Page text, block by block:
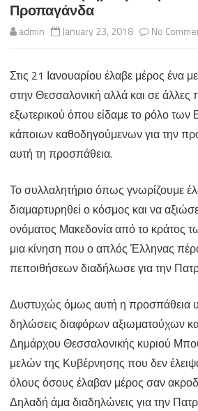
Προπαγάνδα
admin January 23, 2018 No
Στις 21 Ιανουαρίου έλαβε μέρος ένα
στην Θεσσαλονική αλλά και σε άλλες
εξωτερικού όπου είδαμε το ρόλο
κάποιων καθοδηγούμενων για την
αυτή τη προσπάθεια.
Το συλλαλητήριο όπως γνωρίζουμε
διαμαρτυρηθεί ο κόσμος και να
ονόματος Μακεδονία από το κράτος
μια κίνηση που ο απλός Έλληνας
πεποιθήσεων διαδήλωσε για την
Δυστυχώς όμως αυτή η προσπάθεια
δηλώσεις διαφόρων αξιωματούχων
Δημάρχου Θεσσαλονικής κυριού
μελών της Κυβέρνησης που δεν
όλους όσους έλαβαν μέρος σαν
Δηλαδή άμα διαδηλώνεις για την